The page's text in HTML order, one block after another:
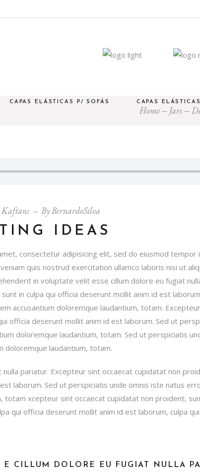
CAPAS ELÁSTICAS P/ SOFÁS CAPAS
Home Jars
Kaftans ByBernardoSilva
IDEAS
consectetur adipisicing elit, sed do eiusmod
quis nostrud exercitation ullamco laboris nisi ut
in voluptate velit esse cillum dolore eu fugiat
in culpa qui officia deserunt mollit anim id est
accusantium doloremque laudantium, totam.
officia deserunt mollit anim id est laborum. Sed ut
doloremque laudantium, totam. Sed ut perspiciatis
doloremque laudantium, totam.
nulla pariatur. Excepteur sint occaecat cupidatat non
laborum. Sed ut perspiciatis unde omnis iste natus
totam xcepteur sint occaecat cupidatat non proident,
qui officia deserunt mollit anim id est laborum, culpa
E CILLUM DOLORE EU FUGIAT NULLA